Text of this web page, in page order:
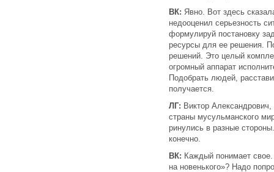
ВК: Явно. Вот здесь
недооценил серьезность
формулируй постановку
ресурсы для ее решения.
решений. Это целый
огромный аппарат
Подобрать людей,
получается.
ЛГ: Виктор
страны мусульманского
ринулись в разные
конечно.
ВК: Каждый понимает
на новенького»? Надо